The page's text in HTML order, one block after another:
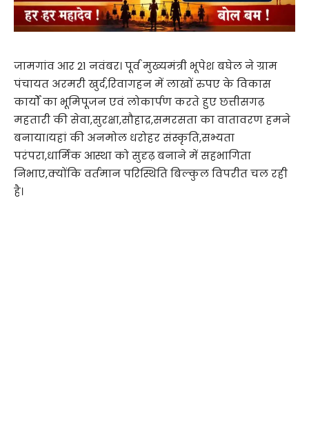
जामगांव आर 21 नवंबर। पूर्व मुख्यमंत्री भूपेश बघेल ने ग्राम
पंचायत अरमरी खुर्द,रिवागहन में लाखों रुपए के विकास
कार्यों का भूमिपूजन एवं लोकार्पण करते हुए छत्तीसगढ़
महतारी की सेवा,सुरक्षा,सौहाद्र,समरसता का वातावरण हमने
बनाया।यहां की अनमोल धरोहर संस्कृति,सभ्यता
परंपरा,धार्मिक आस्था को सुदृढ़ बनाने में सहभागिता
निभाए,क्योंकि वर्तमान परिस्थिति बिल्कुल विपरीत चल रही
है।